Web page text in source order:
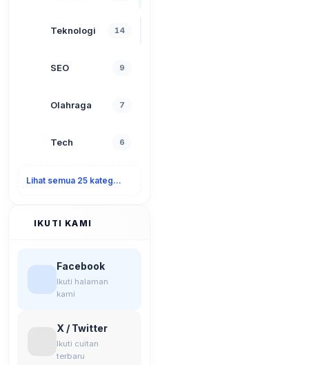
Teknologi 14
SEO 9
Olahraga 7
Tech 6
Lihat semua 25 kategori
IKUTI KAMI
Facebook
Ikuti halaman
kami
X / Twitter
Ikuti cuitan
terbaru